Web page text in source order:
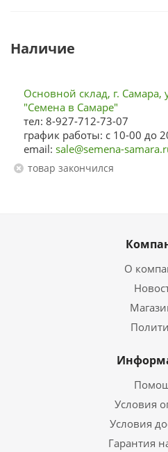
Наличие
Основной склад, г. Самара,
"Семена в Самаре"
тел: 8-927-712-73-07
график работы: с 10-00 до
email: sale@semena-
Товар закончился
О
Условия
Условия
Гарантия